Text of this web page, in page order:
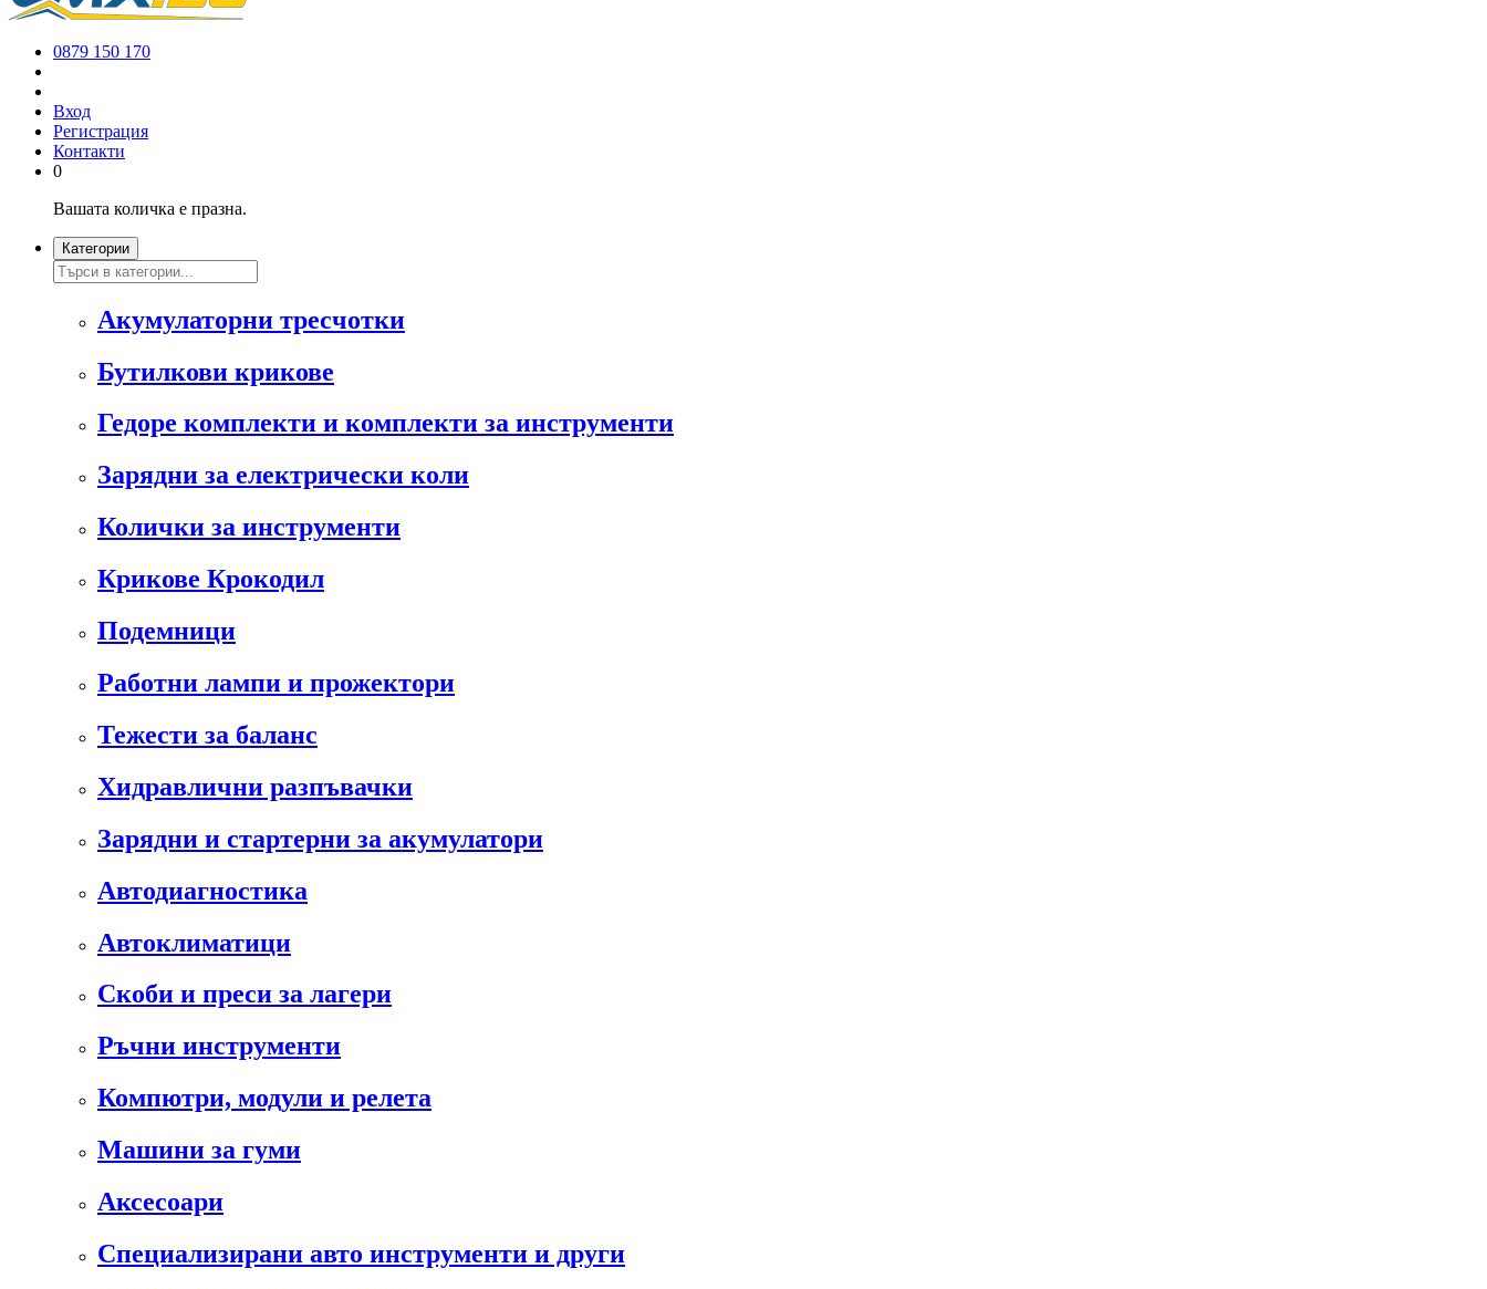
0879 150 170
Вход
Регистрация
Контакти
0
Вашата количка е празна.
Категории
Акумулаторни тресчотки
Бутилкови крикове
Гедоре комплекти и комплекти за инструменти
Зарядни за електрически коли
Колички за инструменти
Крикове Крокодил
Подемници
Работни лампи и прожектори
Тежести за баланс
Хидравлични разпъвачки
Зарядни и стартерни за акумулатори
Автодиагностика
Автоклиматици
Скоби и преси за лагери
Ръчни инструменти
Компютри, модули и релета
Машини за гуми
Аксесоари
Специализирани авто инструменти и други